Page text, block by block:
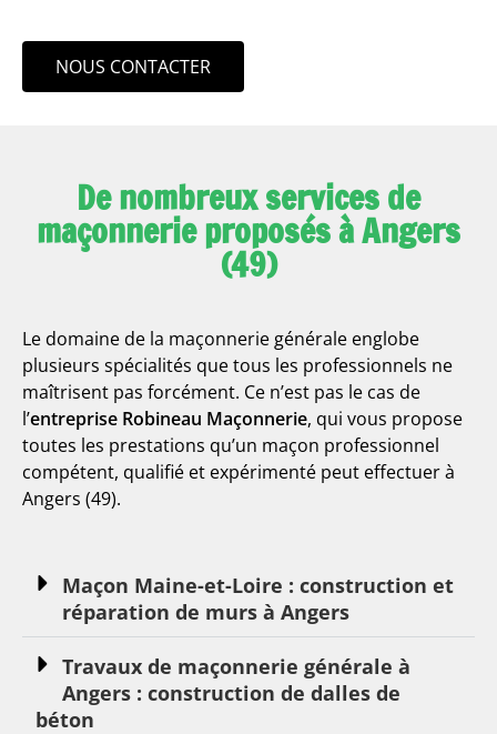
NOUS CONTACTER
De nombreux services de
maçonnerie proposés à Angers
(49)
Le domaine de la maçonnerie générale englobe
plusieurs spécialités que tous les professionnels ne
maîtrisent pas forcément. Ce n’est pas le cas de
l’entreprise Robineau Maçonnerie, qui vous propose
toutes les prestations qu’un maçon professionnel
compétent, qualifié et expérimenté peut effectuer à
Angers (49).
Maçon Maine-et-Loire : construction et
réparation de murs à Angers
Travaux de maçonnerie générale à
Angers : construction de dalles de
béton